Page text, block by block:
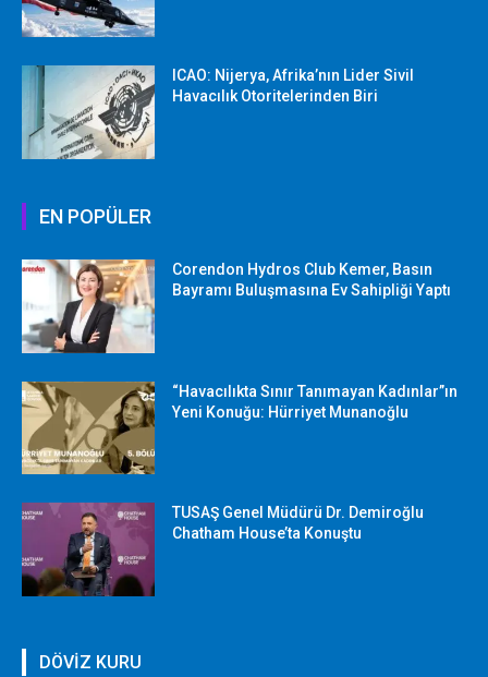
ICAO: Nijerya, Afrika’nın Lider Sivil
Havacılık Otoritelerinden Biri
EN POPÜLER
Corendon Hydros Club Kemer, Basın
Bayramı Buluşmasına Ev Sahipliği Yaptı
“Havacılıkta Sınır Tanımayan Kadınlar”ın
Yeni Konuğu: Hürriyet Munanoğlu
TUSAŞ Genel Müdürü Dr. Demiroğlu
Chatham House’ta Konuştu
DÖVİZ KURU